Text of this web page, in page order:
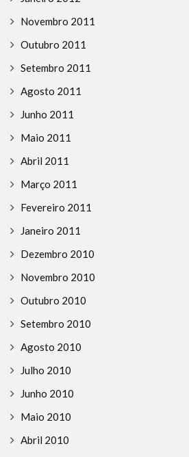
Novembro 2011
Outubro 2011
Setembro 2011
Agosto 2011
Junho 2011
Maio 2011
Abril 2011
Março 2011
Fevereiro 2011
Janeiro 2011
Dezembro 2010
Novembro 2010
Outubro 2010
Setembro 2010
Agosto 2010
Julho 2010
Junho 2010
Maio 2010
Abril 2010